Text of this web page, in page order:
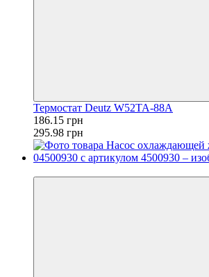
Термостат Deutz W52TA-88A
186.15 грн
295.98 грн